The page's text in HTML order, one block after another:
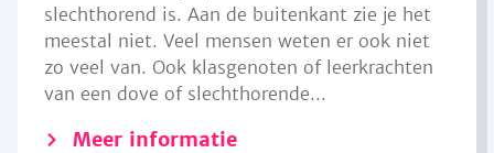
slechthorend is. Aan de buitenkant zie je het
meestal niet. Veel mensen weten er ook niet
zo veel van. Ook klasgenoten of leerkrachten
van een dove of slechthorende...
Meer informatie